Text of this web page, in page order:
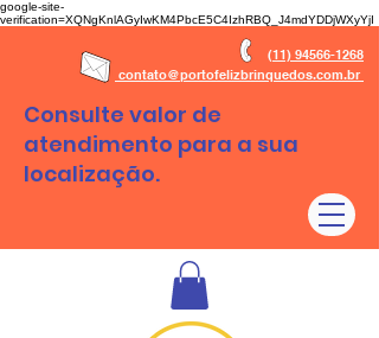
google-site-
verification=XQNgKnlAGyIwKM4PbcE5C4IzhRBQ_J4mdYDDjWXyYjI
(11) 94566-1268
contato@portofelizbrinquedos.com.br
Consulte valor de
atendimento para a sua
localização.